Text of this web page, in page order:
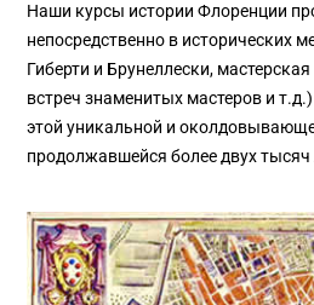
Наши курсы истории Флоренции
непосредственно в исторических
Гиберти и Брунеллески,
встреч знаменитых мастеров и
этой уникальной и
продолжавшейся более двух тысяч